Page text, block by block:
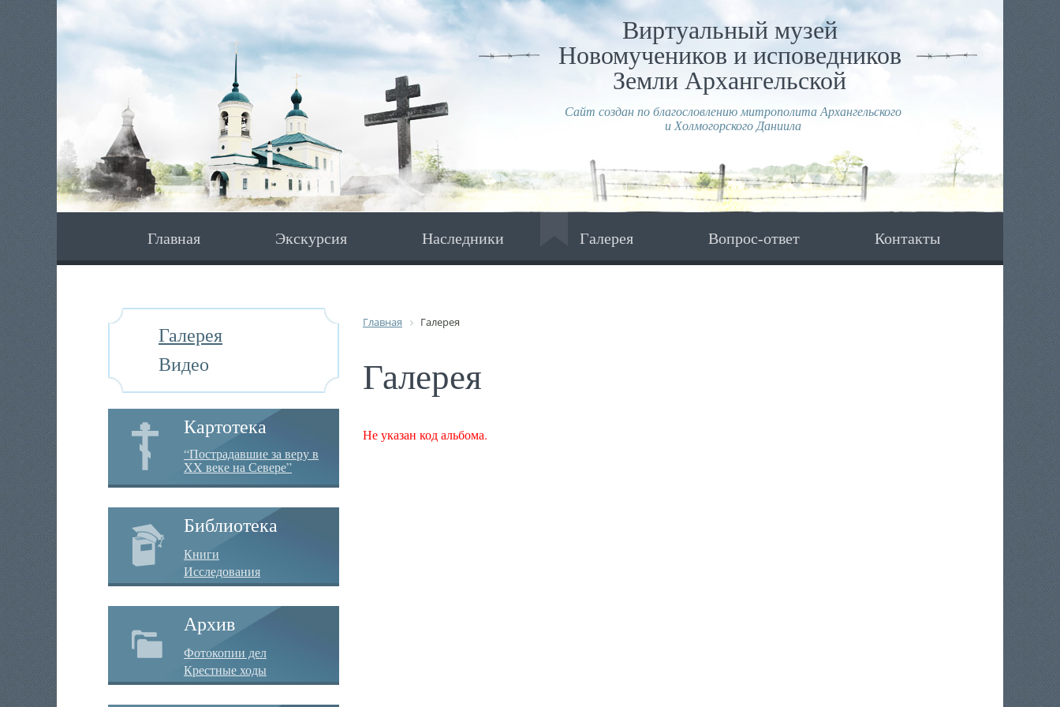
Виртуальный музей
Новомучеников и исповедников
Земли Архангельской
Сайт создан по благословлению митрополита Архангельского
и Холмогорского Даниила
Главная Экскурсия Наследники Галерея Вопрос-ответ Контакты
Галерея
Видео
Картотека
“Пострадавшие за веру в
XX веке на Севере”
Библиотека
Книги
Исследования
Архив
Фотокопии дел
Крестные ходы
Главная Галерея
Галерея
Не указан код альбома.